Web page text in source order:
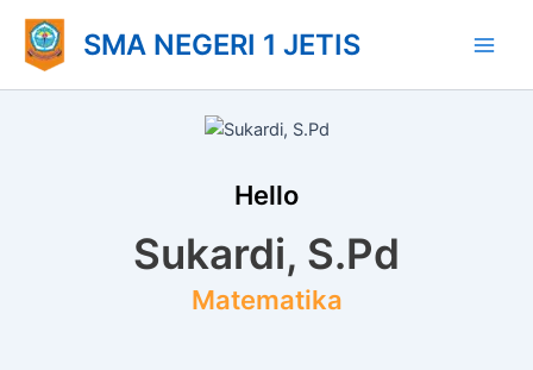
Lewati
konten
SMA NEGERI 1 JETIS
Hello
Sukardi, S.Pd
Matematika